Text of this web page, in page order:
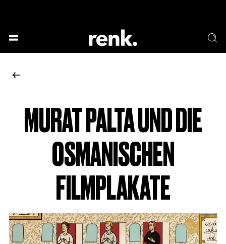
KEINE AUSWAHL
MURAT PALTA UND DIE
OSMANISCHEN
FILMPLAKATE